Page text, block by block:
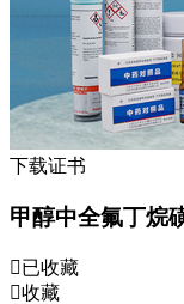
下载证书
甲醇中全氟丁烷
已收藏
收藏